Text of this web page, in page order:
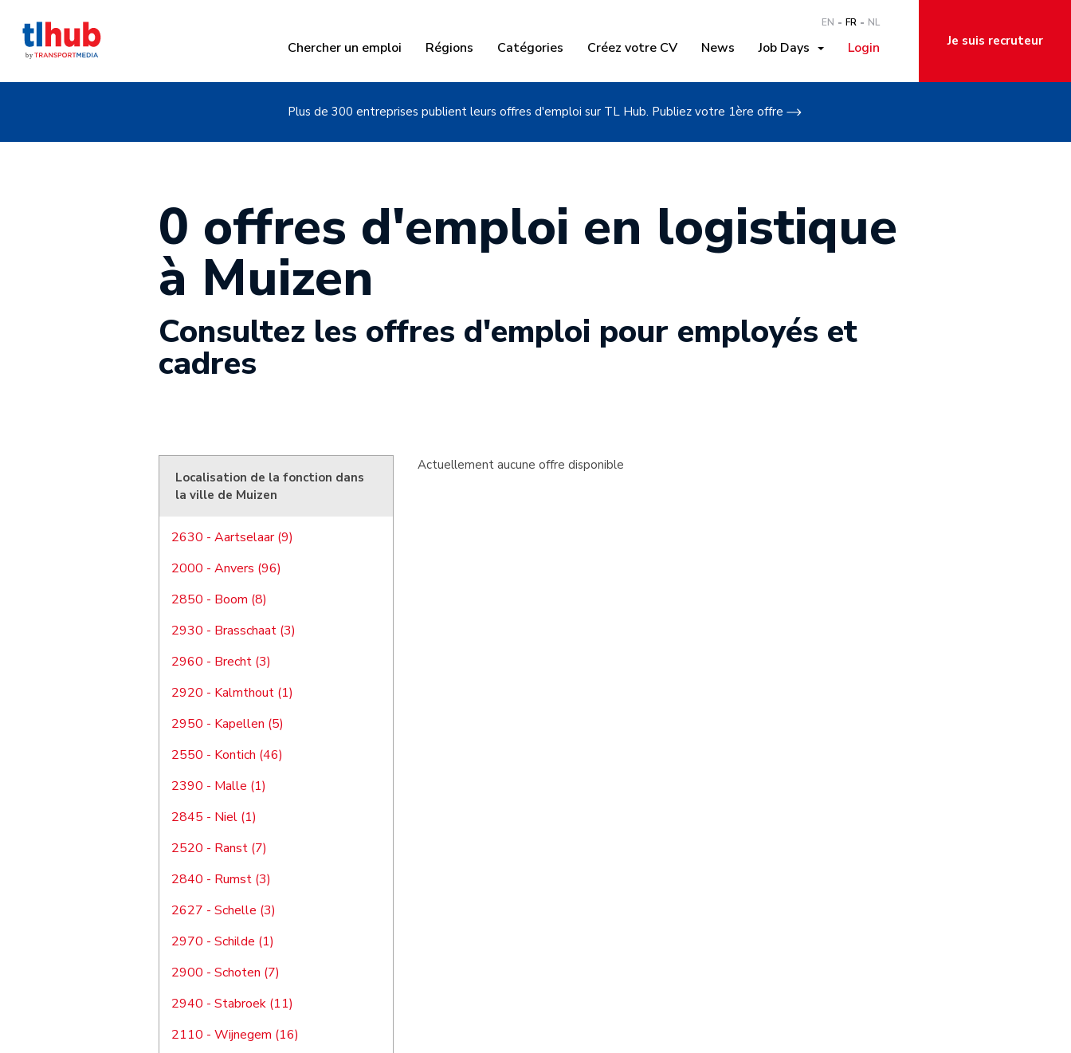
EN FR NL
Chercher un emploi Régions Catégories Créez votre CV News Job Days Login Je suis recruteur
Plus de 300 entreprises publient leurs offres d'emploi sur TL Hub. Publiez votre 1ère offre
0 offres d'emploi en logistique
à Muizen
Consultez les offres d'emploi pour employés et
cadres
Localisation de la fonction dans
la ville de Muizen
2630 - Aartselaar (9)
2000 - Anvers (96)
2850 - Boom (8)
2930 - Brasschaat (3)
2960 - Brecht (3)
2920 - Kalmthout (1)
2950 - Kapellen (5)
2550 - Kontich (46)
2390 - Malle (1)
2845 - Niel (1)
2520 - Ranst (7)
2840 - Rumst (3)
2627 - Schelle (3)
2970 - Schilde (1)
2900 - Schoten (7)
2940 - Stabroek (11)
2110 - Wijnegem (16)
Actuellement aucune offre disponible